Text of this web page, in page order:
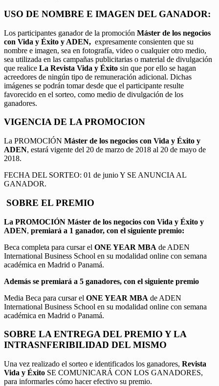
USO DE NOMBRE E IMAGEN DEL GANADOR:
Los participantes ganador de la promoción Máster de los negocios
con Vida y Éxito y ADEN, expresamente consienten que su
nombre e imagen, sea en fotografía, video o cualquier otro medio,
sea utilizada en las campañas publicitarias o material de divulgación
que realice La Revista Vida y Éxito sin que por ello se hagan
acreedores de ningún tipo de remuneración adicional. Dichas
imágenes se podrán tomar desde que el participante resulte
favorecido en el sorteo, como medio de divulgación de los
ganadores.
VIGENCIA DE LA PROMOCION
La PROMOCIÓN Máster de los negocios con Vida y Éxito y
ADEN, estará vigente del 20 de marzo de 2018 al 20 de mayo de
2018.
FECHA DEL SORTEO: 01 de junio Y SE ANUNCIA AL
GANADOR.
SOBRE EL PREMIO
La PROMOCIÓN Máster de los negocios con Vida y Éxito y
ADEN, premiará a 1 ganador, con el siguiente premio:
Beca completa para cursar el ONE YEAR MBA de ADEN
International Business School en su modalidad online con semana
académica en Madrid o Panamá.
Además se premiará a 5 ganadores, con el siguiente premio
Media Beca para cursar el ONE YEAR MBA de ADEN
International Business School en su modalidad online con semana
académica en Madrid o Panamá.
SOBRE LA ENTREGA DEL PREMIO Y LA
INTRASNFERIBILIDAD DEL MISMO
Una vez realizado el sorteo e identificados los ganadores, Revista
Vida y Éxito SE COMUNICARÁ CON LOS GANADORES,
para informarles cómo hacer efectivo su premio.